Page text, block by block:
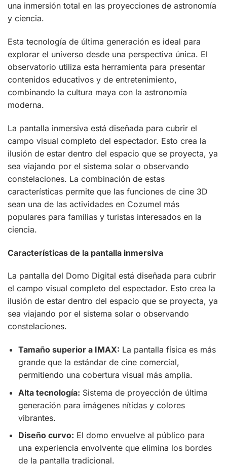
una inmersión total en las proyecciones de astronomía
y ciencia.
Esta tecnología de última generación es ideal para
explorar el universo desde una perspectiva única. El
observatorio utiliza esta herramienta para presentar
contenidos educativos y de entretenimiento,
combinando la cultura maya con la astronomía
moderna.
La pantalla inmersiva está diseñada para cubrir el
campo visual completo del espectador. Esto crea la
ilusión de estar dentro del espacio que se proyecta, ya
sea viajando por el sistema solar o observando
constelaciones. La combinación de estas
características permite que las funciones de cine 3D
sean una de las actividades en Cozumel más
populares para familias y turistas interesados en la
ciencia.
Características de la pantalla inmersiva
La pantalla del Domo Digital está diseñada para cubrir
el campo visual completo del espectador. Esto crea la
ilusión de estar dentro del espacio que se proyecta, ya
sea viajando por el sistema solar o observando
constelaciones.
Tamaño superior a IMAX: La pantalla física es más
grande que la estándar de cine comercial,
permitiendo una cobertura visual más amplia.
Alta tecnología: Sistema de proyección de última
generación para imágenes nítidas y colores
vibrantes.
Diseño curvo: El domo envuelve al público para
una experiencia envolvente que elimina los bordes
de la pantalla tradicional.